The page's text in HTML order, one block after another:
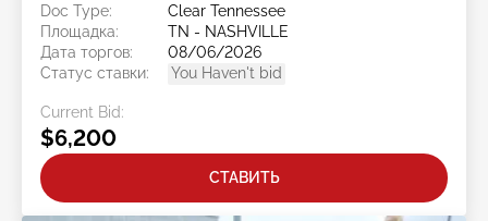
Doc Type:
Clear Tennessee
Площадка:
TN - NASHVILLE
Дата торгов:
08/06/2026
Статус ставки:
You Haven't bid
Current Bid:
$6,200
СТАВИТЬ